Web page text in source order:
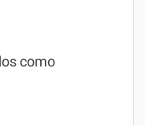
como